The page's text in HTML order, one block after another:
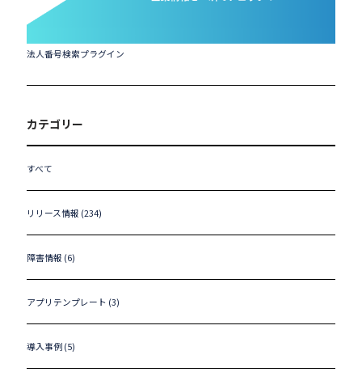
法人番号検索プラグイン
カテゴリー
すべて
リリース情報 (234)
障害情報 (6)
アプリテンプレート (3)
導入事例 (5)